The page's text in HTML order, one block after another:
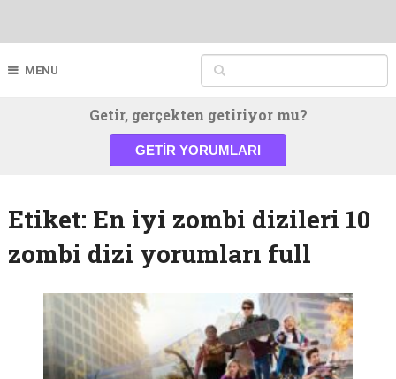
MENU
Getir, gerçekten getiriyor mu?
GETIR YORUMLARI
Etiket: En iyi zombi dizileri 10
zombi dizi yorumları full